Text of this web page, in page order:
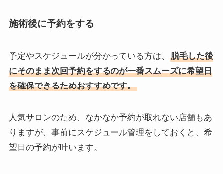
施術後に予約をする
予定やスケジュールが分かっている方は、
脱毛した後
にそのまま次回予約をするのが一番スムーズに希望日
を確保できるためおすすめです。
人気サロンのため、なかなか予約が取れない店舗もあ
りますが、事前にスケジュール管理をしておくと、希
望日の予約が叶います。